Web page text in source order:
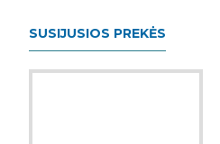
SUSIJUSIOS PREKĖS